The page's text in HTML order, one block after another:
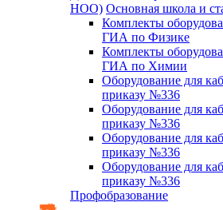
НОО) Основная школа и
Комплекты
ГИА по Физике
Комплекты
ГИА по Химии
Оборудование для
приказу №336
Оборудование для
приказу №336
Оборудование для
приказу №336
Оборудование для
приказу №336
Профобразование